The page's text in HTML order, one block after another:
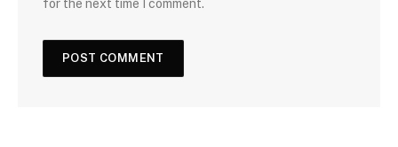
for the next time I comment.